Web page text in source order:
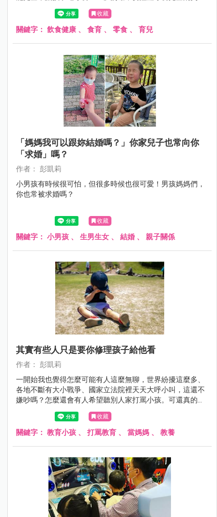
孩子的世界真的很難，但我們可以試著聰明共存，做到把
關、減少、選擇、尊重父母教養的工作。
收藏
關鍵字： 飲食健康 、 食育 、 零食 、 育兒
「媽媽我可以跟妳結婚嗎？」你家兒子也常向你
「求婚」嗎？
作者： 彭凱莉
小男孩有時候很可怕，但很多時候也很可愛！男孩媽媽們，
你也常被求婚嗎？
收藏
關鍵字： 小男孩 、 生男生女 、 結婚 、 親子關係
其實有些人只是要你修理孩子給他看
作者： 彭凱莉
一開始我也覺得怎麼可能有人這麼無聊，世界紛擾這麼多、
各地不斷有大小戰爭、國家立法院裡天天大呼小叫，這還不
嫌吵嗎？怎麼還會有人希望聽別人家打罵小孩。可還真的有
人會在爸媽面前說：「我都跟你說小孩不乖了，你怎麼不罵
他？」、「我都看見小孩不聽話了，你怎麼不修理她？」
收藏
關鍵字： 教育小孩 、 打罵教育 、 當媽媽 、 教養